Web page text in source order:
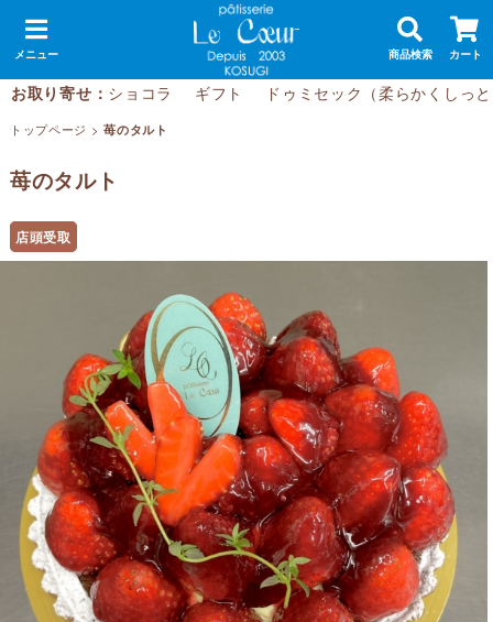
メニュー 商品検索 カート
お取り寄せ： ショコラ ギフト ドゥミセック（柔らかくしっ
トップページ >苺のタルト
苺のタルト
店頭受取